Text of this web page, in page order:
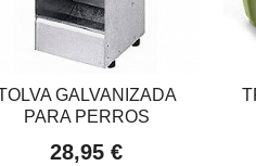
GALVANIZADA
PARA PERROS
28,95 €